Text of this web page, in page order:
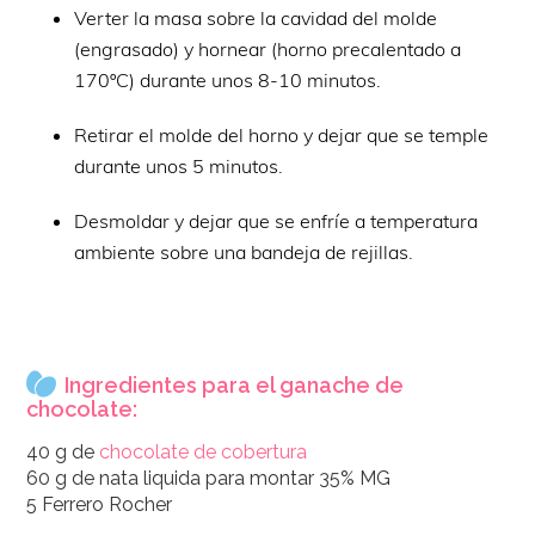
Verter la masa sobre la cavidad del molde
(engrasado) y hornear (horno precalentado a
170ºC) durante unos 8-10 minutos.
Retirar el molde del horno y dejar que se temple
durante unos 5 minutos.
Desmoldar y dejar que se enfríe a temperatura
ambiente sobre una bandeja de rejillas.
Ingredientes para el ganache de
chocolate:
40 g de chocolate de cobertura
60 g de nata liquida para montar 35% MG
5 Ferrero Rocher